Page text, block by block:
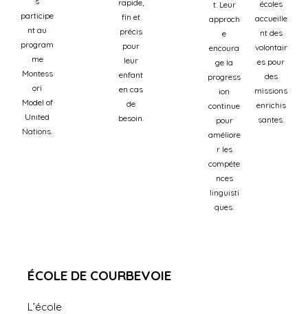
participe
nt au
program
me
Montess
ori
Model of
United
Nations.
rapide,
fin et
précis
pour
leur
enfant
en cas
de
besoin.
t. Leur
approch
e
encoura
ge la
progress
ion
continue
pour
améliore
r les
compéte
nces
linguisti
ques.
écoles
accueille
nt des
volontair
es pour
des
missions
enrichis
santes.
ÉCOLE DE COURBEVOIE
L’école